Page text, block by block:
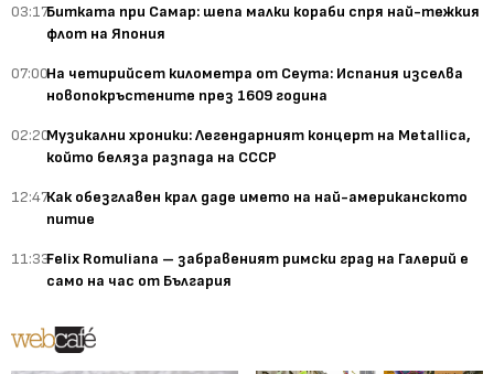
03:17Битката при Самар: шепа малки кораби спря най-тежкия
флот на Япония
07:00На четирийсет километра от Сеута: Испания изселва
новопокръстените през 1609 година
02:20Музикални хроники: Легендарният концерт на Metallica,
който беляза разпада на СССР
12:47Как обезглавен крал даде името на най-американското
питие
11:33Felix Romuliana – забравеният римски град на Галерий е
само на час от България